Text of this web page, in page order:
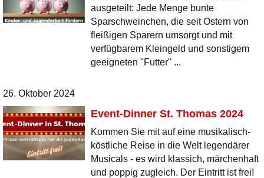
ausgeteilt: Jede Menge bunte
Sparschweinchen, die seit Ostern von
fleißigen Sparern umsorgt und mit
verfügbarem Kleingeld und sonstigem
geeigneten "Futter" ...
26. Oktober 2024
Event-Dinner St. Thomas 2024
Kommen Sie mit auf eine musikalisch-
köstliche Reise in die Welt legendärer
Musicals - es wird klassich, märchenhaft
und poppig zugleich. Der Eintritt ist frei!